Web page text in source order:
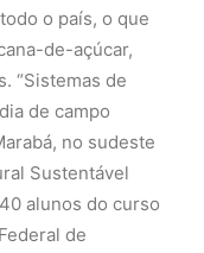
o país, o que
de-açúcar,
“Sistemas de
de campo
no sudeste
Sustentável
alunos do curso
de